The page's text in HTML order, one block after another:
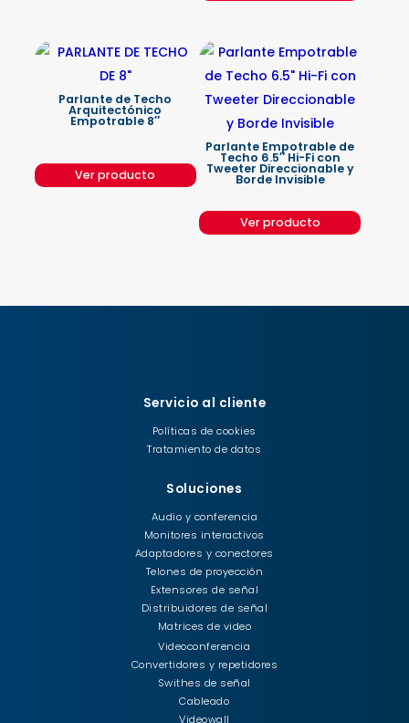
Parlante de Techo
Arquitectónico
Empotrable 8″
Ver producto
Parlante Empotrable de
Techo 6.5″ Hi-Fi con
Tweeter Direccionable y
Borde Invisible
Ver producto
Servicio al cliente
Políticas de cookies
Tratamiento de datos
Soluciones
Audio y conferencia
Monitores interactivos
Adaptadores y conectores
Telones de proyección
Extensores de señal
Distribuidores de señal
Matrices de video
Videoconferencia
Convertidores y repetidores
Swithes de señal
Cableado
Videowall